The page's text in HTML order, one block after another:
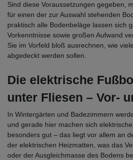
Sind diese Voraussetzungen gegeben,
für einen der zur Auswahl stehenden
praktisch alle Bodenbeläge lassen sich
Vorkenntnisse sowie großen Aufwand
Sie im Vorfeld bloß ausrechnen, wie
abgedeckt werden sollen.
Die elektrische
unter Fliesen – Vor-
In Wintergärten und Badezimmern
und gerade hier machen sich
besonders gut – das liegt vor allem an
der elektrischen Heizmatten, was das
oder der Ausgleichmasse des Bodens